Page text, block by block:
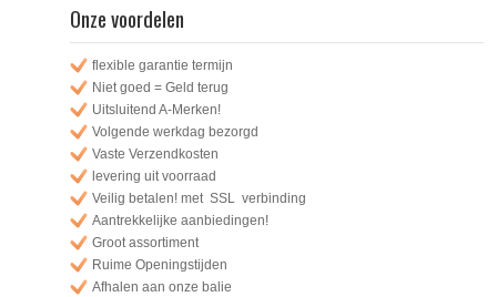
Onze voordelen
flexible garantie termijn
Niet goed = Geld terug
Uitsluitend A-Merken!
Volgende werkdag bezorgd
Vaste Verzendkosten
levering uit voorraad
Veilig betalen! met SSL verbinding
Aantrekkelijke aanbiedingen!
Groot assortiment
Ruime Openingstijden
Afhalen aan onze balie